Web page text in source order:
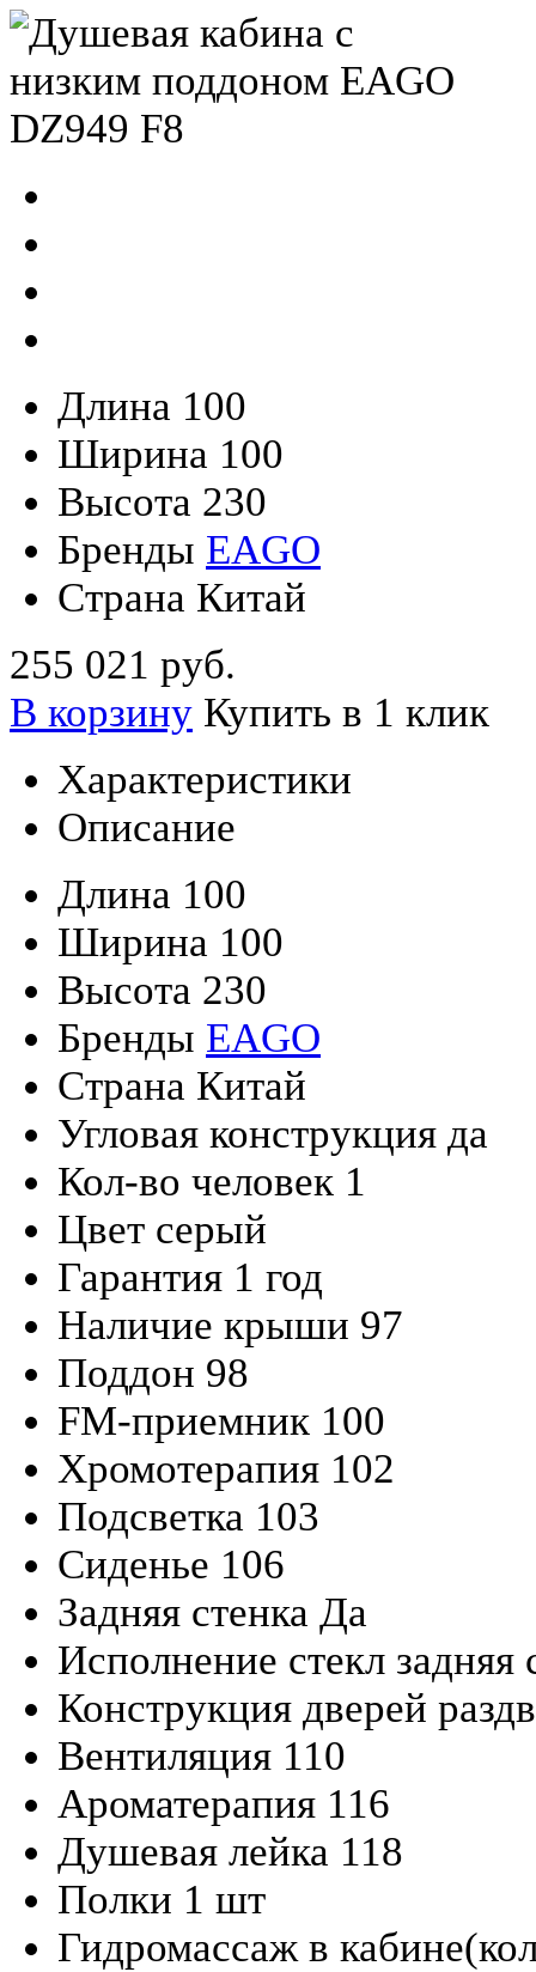
Длина 100
Ширина 100
Высота 230
Бренды EAGO
Страна Китай
255 021 руб.
В корзину Купить в 1 клик
Характеристики
Описание
Длина 100
Ширина 100
Высота 230
Бренды EAGO
Страна Китай
Угловая конструкция да
Кол-во человек 1
Цвет серый
Гарантия 1 год
Наличие крыши 97
Поддон 98
FM-приемник 100
Хромотерапия 102
Подсветка 103
Сиденье 106
Задняя стенка Да
Исполнение стекл задняя
Конструкция дверей
Вентиляция 110
Ароматерапия 116
Душевая лейка 118
Полки 1 шт
Гидромассаж в